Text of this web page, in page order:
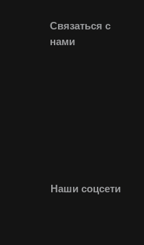
Связаться с
нами
Наши соцсети